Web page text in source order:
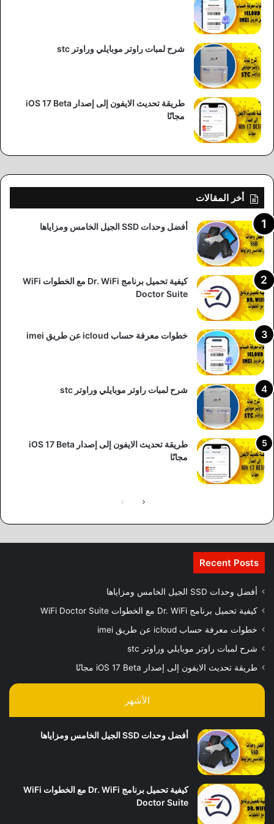
شرح لمبات راوتر موبايلي وراوتر stc
طريقة تحديث الايفون إلى إصدار iOS 17 Beta
مجانًا
أخر المقالات
أفضل وحدات SSD الجيل الخامس ومزاياها
كيفية تحميل برنامج Dr. WiFi مع الخطوات WiFi
Doctor Suite
خطوات معرفة حساب icloud عن طريق imei
شرح لمبات راوتر موبايلي وراوتر stc
طريقة تحديث الايفون إلى إصدار iOS 17 Beta
مجانًا
الصفحةالصفحة
Recent Posts
أفضل وحدات SSD الجيل الخامس ومزاياها
كيفية تحميل برنامج Dr. WiFi مع الخطوات WiFi Doctor Suite
خطوات معرفة حساب icloud عن طريق imei
شرح لمبات راوتر موبايلي وراوتر stc
طريقة تحديث الايفون إلى إصدار iOS 17 Beta مجانًا
الأشهر
أفضل وحدات SSD الجيل الخامس ومزاياها
كيفية تحميل برنامج Dr. WiFi مع الخطوات WiFi
Doctor Suite